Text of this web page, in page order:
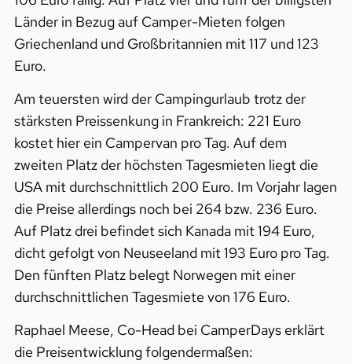
Länder in Bezug auf Camper-Mieten folgen
Griechenland und Großbritannien mit 117 und 123
Euro.
Am teuersten wird der Campingurlaub trotz der
stärksten Preissenkung in Frankreich: 221 Euro
kostet hier ein Campervan pro Tag. Auf dem
zweiten Platz der höchsten Tagesmieten liegt die
USA mit durchschnittlich 200 Euro. Im Vorjahr lagen
die Preise allerdings noch bei 264 bzw. 236 Euro.
Auf Platz drei befindet sich Kanada mit 194 Euro,
dicht gefolgt von Neuseeland mit 193 Euro pro Tag.
Den fünften Platz belegt Norwegen mit einer
durchschnittlichen Tagesmiete von 176 Euro.
Raphael Meese, Co-Head bei CamperDays erklärt
die Preisentwicklung folgendermaßen: